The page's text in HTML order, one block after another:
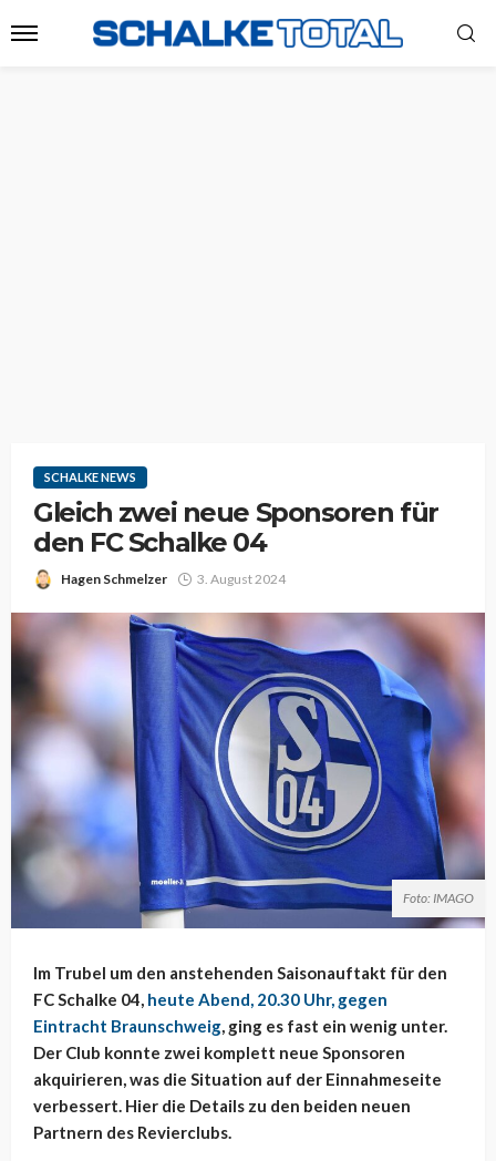
SCHALKE NEWS
Gleich zwei neue Sponsoren für
den FC Schalke 04
Hagen Schmelzer 3. August 2024
Foto: IMAGO
Im Trubel um den anstehenden Saisonauftakt für den
FC Schalke 04, heute Abend, 20.30 Uhr, gegen
Eintracht Braunschweig, ging es fast ein wenig unter.
Der Club konnte zwei komplett neue Sponsoren
akquirieren, was die Situation auf der Einnahmeseite
verbessert. Hier die Details zu den beiden neuen
Partnern des Revierclubs.